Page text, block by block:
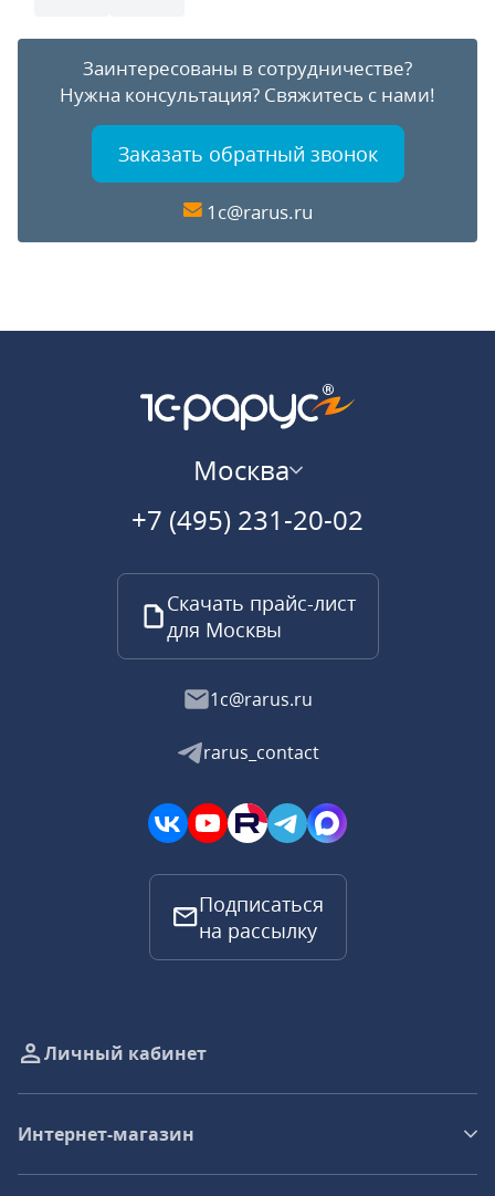
Заинтересованы в сотрудничестве?
Нужна консультация? Свяжитесь с нами!
Заказать обратный звонок
1c@rarus.ru
Москва
+7 (495) 231-20-02
Скачать прайс-лист
для Москвы
1c@rarus.ru
rarus_contact
Подписаться
на рассылку
Личный кабинет
Интернет-магазин